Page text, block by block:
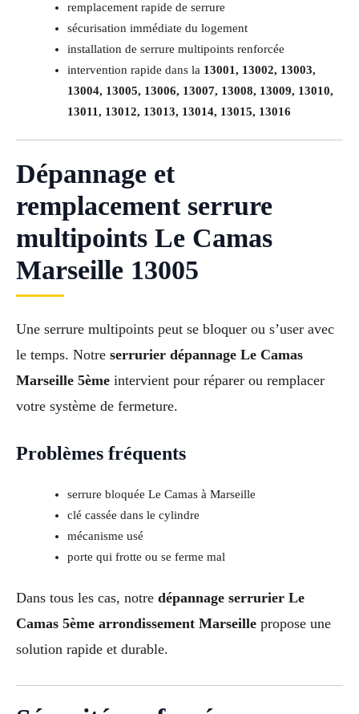
remplacement rapide de serrure
sécurisation immédiate du logement
installation de serrure multipoints renforcée
intervention rapide dans la 13001, 13002, 13003,
13004, 13005, 13006, 13007, 13008, 13009, 13010,
13011, 13012, 13013, 13014, 13015, 13016
Dépannage et
remplacement serrure
multipoints Le Camas
Marseille 13005
Une serrure multipoints peut se bloquer ou s’user avec
le temps. Notre serrurier dépannage Le Camas
Marseille 5ème intervient pour réparer ou remplacer
votre système de fermeture.
Problèmes fréquents
serrure bloquée Le Camas à Marseille
clé cassée dans le cylindre
mécanisme usé
porte qui frotte ou se ferme mal
Dans tous les cas, notre dépannage serrurier Le
Camas 5ème arrondissement Marseille propose une
solution rapide et durable.